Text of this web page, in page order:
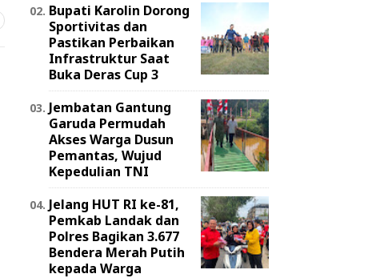
Bupati Karolin Dorong
Sportivitas dan
Pastikan Perbaikan
Infrastruktur Saat
Buka Deras Cup 3
Jembatan Gantung
Garuda Permudah
Akses Warga Dusun
Pemantas, Wujud
Kepedulian TNI
Jelang HUT RI ke-81,
Pemkab Landak dan
Polres Bagikan 3.677
Bendera Merah Putih
kepada Warga